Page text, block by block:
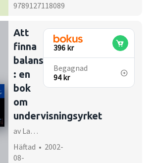
9789127118089
Att
finna
balanser
: en
bok
om
undervisningsyrket
av Lars-Åke Kernell
Häftad • 2002-
08-
396 kr
Begagnad
94 kr